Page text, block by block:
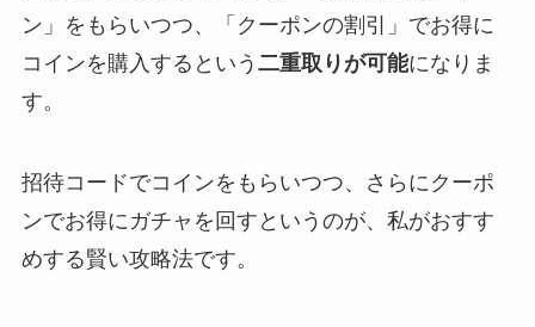
ン」をもらいつつ、「クーポンの割引」でお得に
コインを購入するという 二重取りが可能になりま
す。
招待コードでコインをもらいつつ、さらにクーポ
ンでお得にガチャを回すというのが、私がおすす
めする賢い攻略法です。